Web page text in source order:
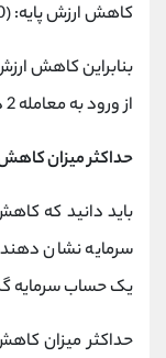
کاهش ارزش پایه: (5000-4900 / 5000) * 100% = 2%
بنابراین کاهش
از ورود به معامله 2 درصد بوده است.
حداکثر میزان
باید دانید که
سرمایه نشان
یک حساب سرمایه
حداکثر میزان